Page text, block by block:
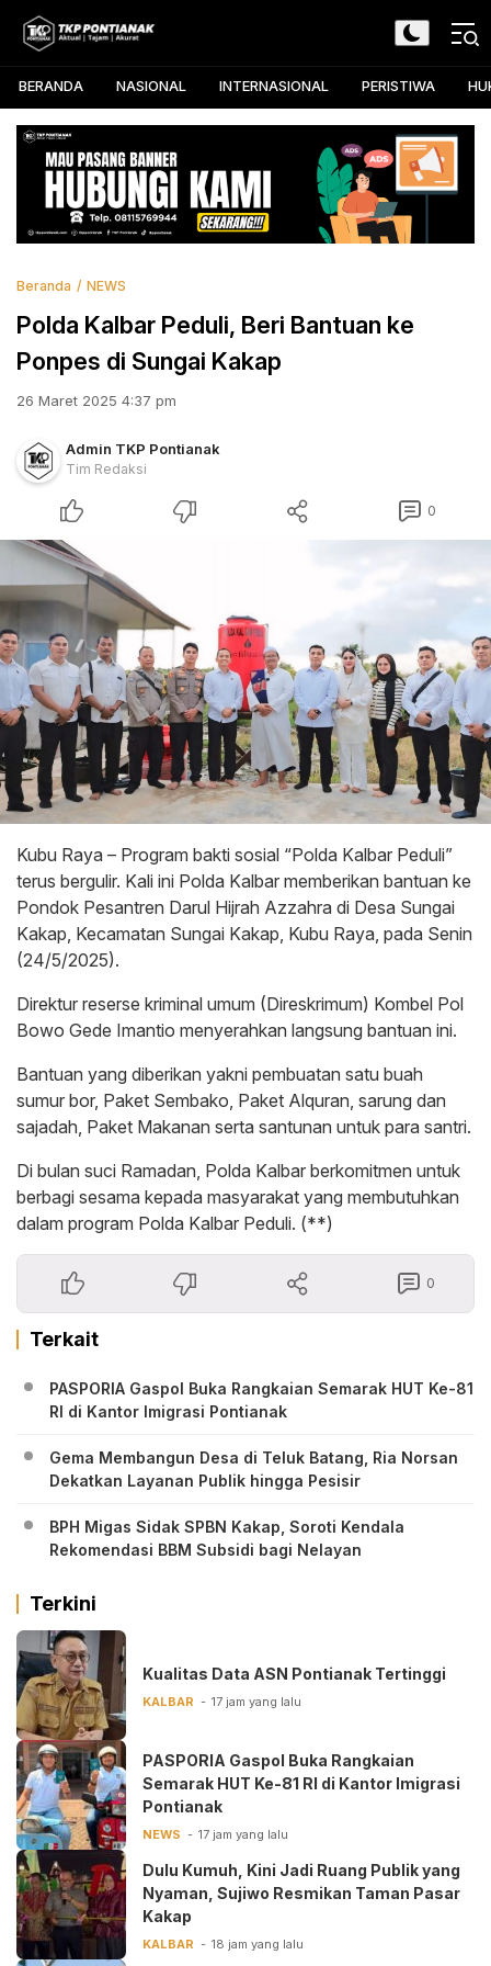
TKP Pontianak
Aktual, Tajam, dan Akurat
BERANDA NASIONAL INTERNASIONAL PERISTIWA
Beranda NEWS
Polda Kalbar Peduli, Beri Bantuan ke
Ponpes di Sungai Kakap
26 Maret 2025 4:37 pm
Admin TKP Pontianak
Tim Redaksi
0
Kubu Raya – Program bakti sosial “Polda Kalbar Peduli”
terus bergulir. Kali ini Polda Kalbar memberikan bantuan ke
Pondok Pesantren Darul Hijrah Azzahra di Desa Sungai
Kakap, Kecamatan Sungai Kakap, Kubu Raya, pada Senin
(24/5/2025).
Direktur reserse kriminal umum (Direskrimum) Kombel Pol
Bowo Gede Imantio menyerahkan langsung bantuan ini.
Bantuan yang diberikan yakni pembuatan satu buah
sumur bor, Paket Sembako, Paket Alquran, sarung dan
sajadah, Paket Makanan serta santunan untuk para santri.
Di bulan suci Ramadan, Polda Kalbar berkomitmen untuk
berbagi sesama kepada masyarakat yang membutuhkan
dalam program Polda Kalbar Peduli. (**)
0
Terkait
PASPORIA Gaspol Buka Rangkaian Semarak HUT Ke-81
RI di Kantor Imigrasi Pontianak
Gema Membangun Desa di Teluk Batang, Ria Norsan
Dekatkan Layanan Publik hingga Pesisir
BPH Migas Sidak SPBN Kakap, Soroti Kendala
Rekomendasi BBM Subsidi bagi Nelayan
Terkini
Kualitas Data ASN Pontianak Tertinggi
KALBAR 17 jam yang lalu
PASPORIA Gaspol Buka Rangkaian
Semarak HUT Ke-81 RI di Kantor Imigrasi
Pontianak
NEWS 17 jam yang lalu
Dulu Kumuh, Kini Jadi Ruang Publik yang
Nyaman, Sujiwo Resmikan Taman Pasar
Kakap
KALBAR 18 jam yang lalu